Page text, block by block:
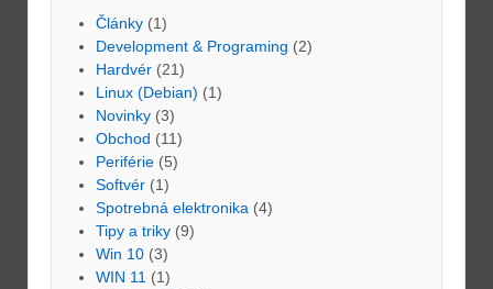
Články (1)
Development & Programing (2)
Hardvér (21)
Linux (Debian) (1)
Novinky (3)
Obchod (11)
Periférie (5)
Softvér (1)
Spotrebná elektronika (4)
Tipy a triky (9)
Win 10 (3)
WIN 11 (1)